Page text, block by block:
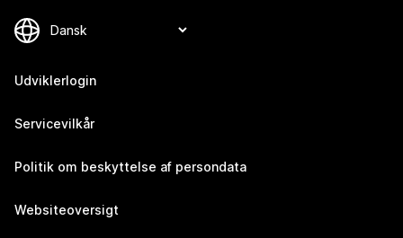
Udviklerlogin
Servicevilkår
Politik om beskyttelse af persondata
Websiteoversigt